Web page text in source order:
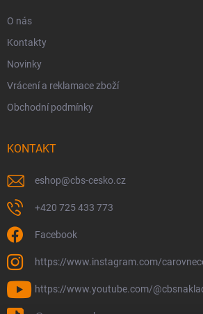
O nás
Kontakty
Novinky
Vrácení a reklamace zboží
Obchodní podmínky
KONTAKT
eshop@cbs-cesko.cz
+420 725 433 773
Facebook
https://www.instagram.com/
https://www.youtube.com/